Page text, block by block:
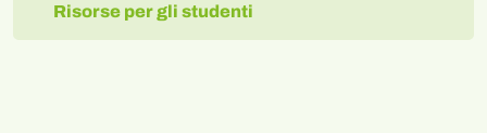
Risorse per gli studenti